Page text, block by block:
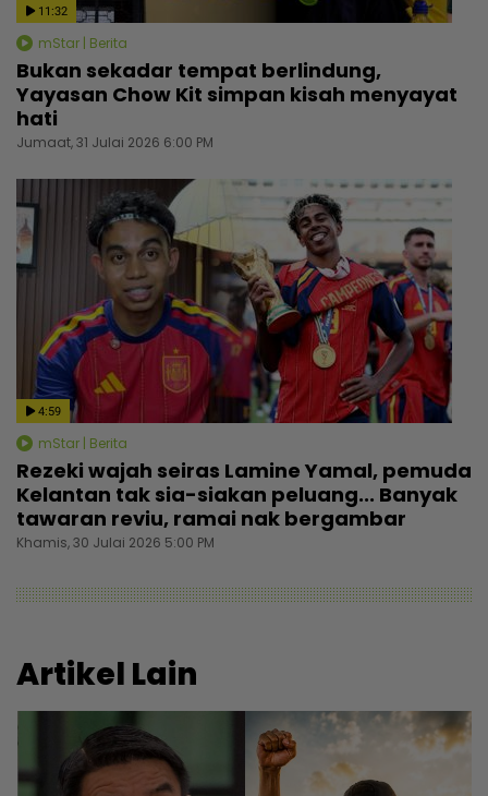
11:32
mStar | Berita
Bukan sekadar tempat berlindung,
Yayasan Chow Kit simpan kisah menyayat
hati
Jumaat, 31 Julai 2026 6:00 PM
4:59
mStar | Berita
Rezeki wajah seiras Lamine Yamal, pemuda
Kelantan tak sia-siakan peluang... Banyak
tawaran reviu, ramai nak bergambar
Khamis, 30 Julai 2026 5:00 PM
Artikel Lain